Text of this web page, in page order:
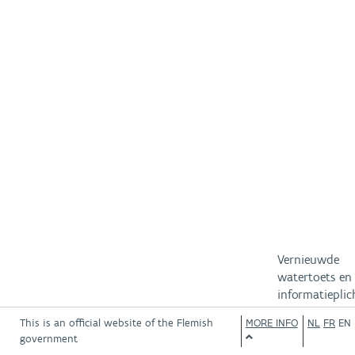
Vernieuwde
watertoets en
van kracht
vanaf 1
2023.
This is an official website of the Flemish
government
MORE INFO NL FR EN